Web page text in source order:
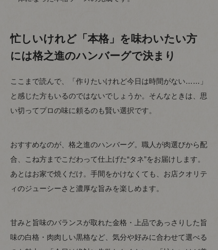
忙しいけれど「本格」を味わいたい方
には格之進のハンバーグで決まり
ここまで読んで、「作りたいけれど今日は時間がない……」
と感じた方もいるのではないでしょうか。そんなときは、思
い切ってプロの味に頼るのも賢い選択です。
おすすめなのが、格之進のハンバーグ。職人が肉選びから配
合、こね方までこだわって仕上げた“タネ”をお届けします。
あとはお家で焼くだけ。手間をかけなくても、お店クオリテ
ィのジューシーさと濃厚な旨みを楽しめます。
甘みと旨味のバランスが取れた金格・上品であっさりした旨
味の白格・肉肉しい黒格など、気分や好みに合わせて選べる